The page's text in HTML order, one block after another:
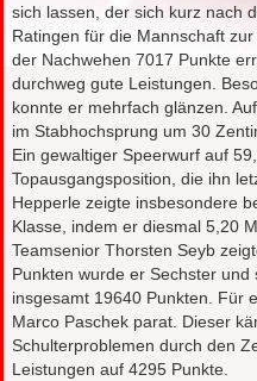
sich lassen, der sich kurz nach
Ratingen für die Mannschaft
der Nachwehen 7017 Punkte
durchweg gute Leistungen.
konnte er mehrfach glänzen.
im Stabhochsprung um 30
Ein gewaltiger Speerwurf auf
Topausgangsposition, die ihn
Hepperle zeigte insbesondere
Klasse, indem er diesmal 5,20
Teamsenior Thorsten Seyb
Punkten wurde er Sechster
insgesamt 19640 Punkten. Für
Marco Paschek parat. Dieser
Schulterproblemen durch den
Leistungen auf 4295 Punkte.